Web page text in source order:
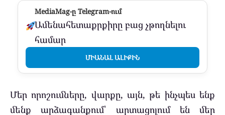
MediaMag-ը Telegram-ում
Ամենահետաքրքիրը բաց չթողնելու
համար
ՄԻԱՆԱԼ ԱԼԻՔԻՆ
Մեր որոշումները, վարքը, այն, թե ինչպես ենք
մենք արձագանքում՝ արտացոլում են մեր